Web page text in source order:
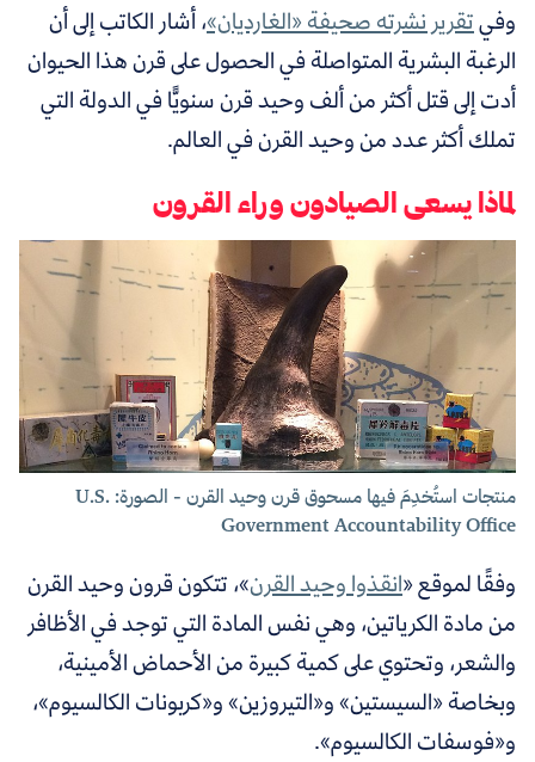
وفيتقرير نشرته صحيفة «الغارديان»، أشار الكاتب إلى أن
الرغبة البشرية المتواصلة في الحصول على قرن هذا الحيوان
أدت إلى قتل أكثر من ألف وحيد قرن سنويًّا في الدولة التي
تملك أكثر عدد من وحيد القرن في العالم.
لماذا يسعى الصيادون وراء القرون
منتجات استُخدِمَ فيها مسحوق قرن وحيد القرن - الصورة: U.S.
Government Accountability Office
وفقًا لموقع«انقذوا وحيد القرن»، تتكون قرون وحيد القرن
من مادة الكرياتين، وهي نفس المادة التي توجد في الأظافر
والشعر، وتحتوي على كمية كبيرة من الأحماض الأمينية،
وبخاصة«السيستين»و«التيروزين»و«كربونات الكالسيوم»،
و«فوسفات الكالسيوم»
.